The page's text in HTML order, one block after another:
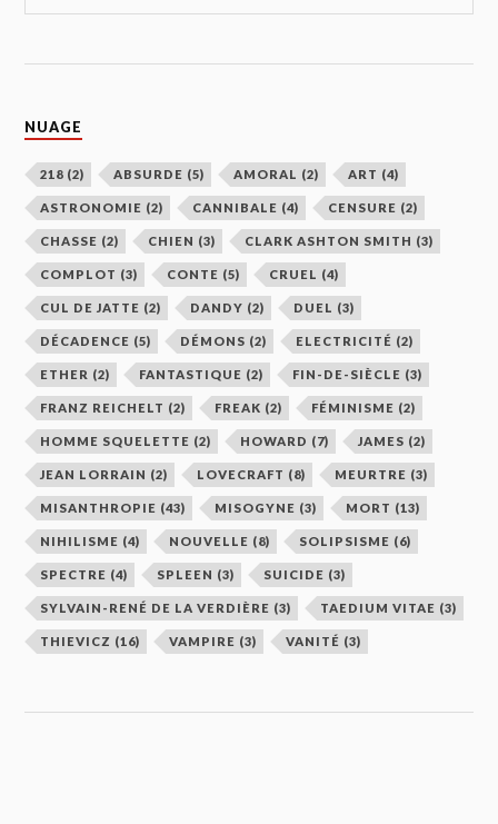
NUAGE
218 (2) ABSURDE (5) AMORAL (2) ART (4)
ASTRONOMIE (2) CANNIBALE (4) CENSURE (2)
CHASSE (2) CHIEN (3) CLARK ASHTON SMITH (3)
COMPLOT (3) CONTE (5) CRUEL (4)
CUL DE JATTE (2) DANDY (2) DUEL (3)
DÉCADENCE (5) DÉMONS (2) ELECTRICITÉ (2)
ETHER (2) FANTASTIQUE (2) FIN-DE-SIÈCLE (3)
FRANZ REICHELT (2) FREAK (2) FÉMINISME (2)
HOMME SQUELETTE (2) HOWARD (7) JAMES (2)
JEAN LORRAIN (2) LOVECRAFT (8) MEURTRE (3)
MISANTHROPIE (43) MISOGYNE (3) MORT (13)
NIHILISME (4) NOUVELLE (8) SOLIPSISME (6)
SPECTRE (4) SPLEEN (3) SUICIDE (3)
SYLVAIN-RENÉ DE LA VERDIÈRE (3) TAEDIUM VITAE (3)
THIEVICZ (16) VAMPIRE (3) VANITÉ (3)